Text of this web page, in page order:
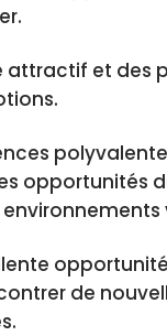
attractif et des
opportunités
de